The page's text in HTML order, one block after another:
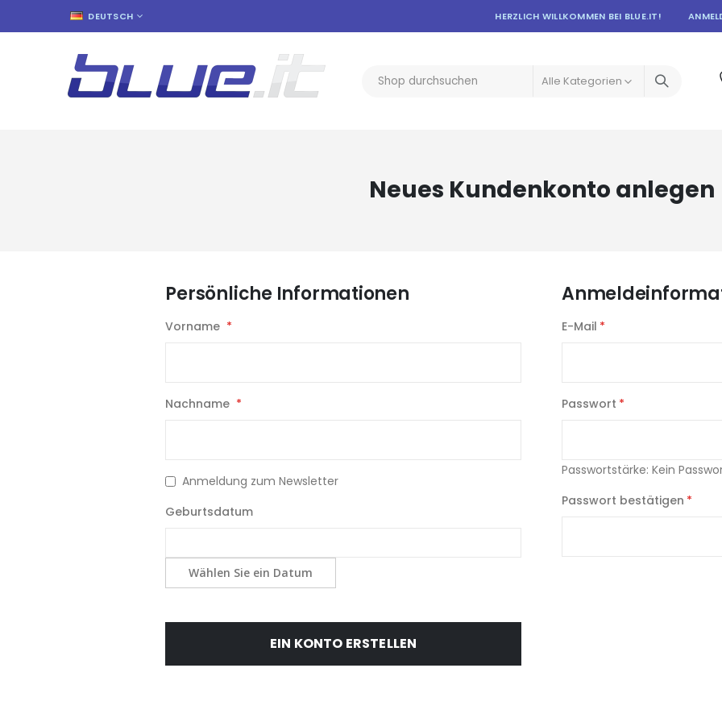
SPRACHEDEUTSCH HERZLICH WILLKOMMEN BEI BLUE.IT!
Neues Kundenkonto anlegen
Persönliche Informationen
Vorname
Nachname
Anmeldung zum Newsletter
Geburtsdatum
Wählen Sie ein Datum
E-Mail
Passwort
Passwortstärke: Kein
Passwort bestätigen
EIN KONTO ERSTELLEN